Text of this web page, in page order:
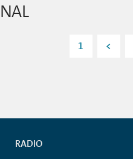
1 <
RADIO